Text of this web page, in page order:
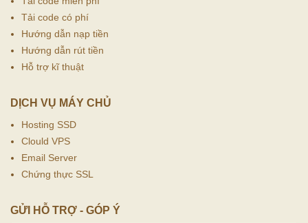
Tải code có phí
Hướng dẫn nạp tiền
Hướng dẫn rút tiền
Hỗ trợ kĩ thuật
DỊCH VỤ MÁY CHỦ
Hosting SSD
Clould VPS
Email Server
Chứng thực SSL
GỬI HỖ TRỢ - GÓP Ý